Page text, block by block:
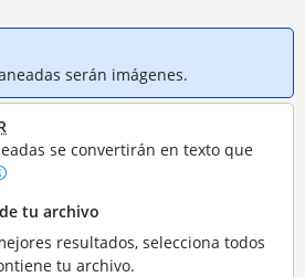
serán imágenes.
se convertirán en texto que
tu archivo
resultados, selecciona todos
tu archivo.